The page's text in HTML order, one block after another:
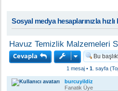
Sosyal medya hesaplarınızla
Havuz Temizlik Malzemeleri
Cevapla
1 mesaj • 1 . sayfa
burcuyildiz
Fanatik Üye